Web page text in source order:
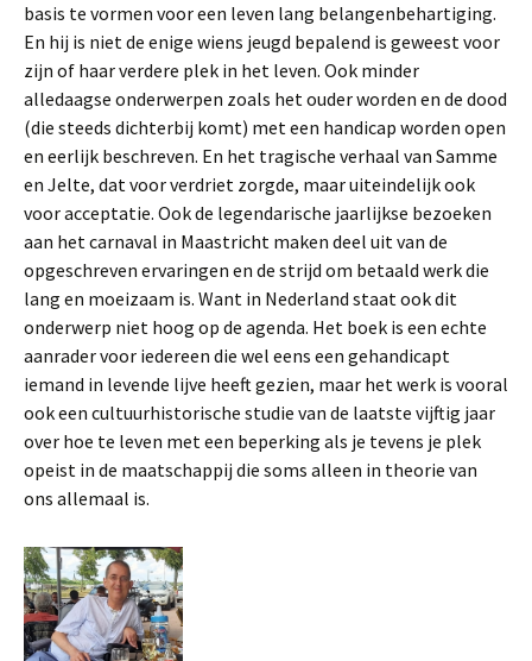
basis te vormen voor een leven lang belangenbehartiging.
En hij is niet de enige wiens jeugd bepalend is geweest voor
zijn of haar verdere plek in het leven. Ook minder
alledaagse onderwerpen zoals het ouder worden en de dood
(die steeds dichterbij komt) met een handicap worden open
en eerlijk beschreven. En het tragische verhaal van Samme
en Jelte, dat voor verdriet zorgde, maar uiteindelijk ook
voor acceptatie. Ook de legendarische jaarlijkse bezoeken
aan het carnaval in Maastricht maken deel uit van de
opgeschreven ervaringen en de strijd om betaald werk die
lang en moeizaam is. Want in Nederland staat ook dit
onderwerp niet hoog op de agenda. Het boek is een echte
aanrader voor iedereen die wel eens een gehandicapt
iemand in levende lijve heeft gezien, maar het werk is vooral
ook een cultuurhistorische studie van de laatste vijftig jaar
over hoe te leven met een beperking als je tevens je plek
opeist in de maatschappij die soms alleen in theorie van
ons allemaal is.